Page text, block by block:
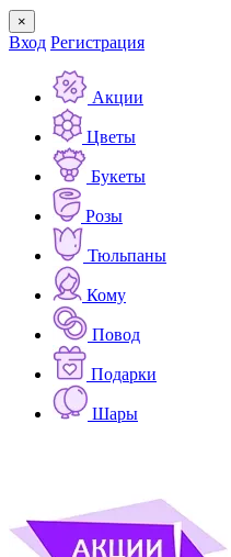
×
Вход Регистрация
Акции
Цветы
Букеты
Розы
Тюльпаны
Кому
Повод
Подарки
Шары